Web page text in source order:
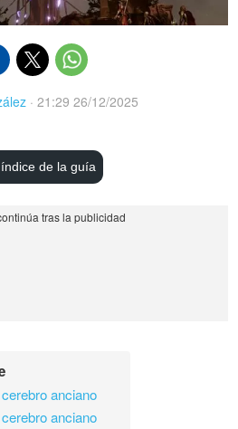
· 21:29 26/12/2025
de la guía
anciano
anciano